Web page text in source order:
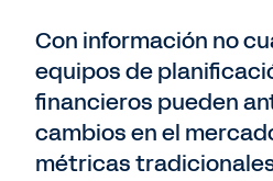
Con información no
equipos de
financieros pueden
cambios en el
métricas